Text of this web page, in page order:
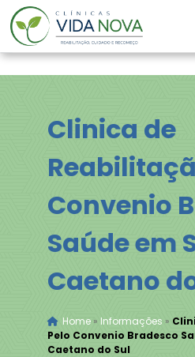
Clinica de
Convenio
Saúde em
Caetano
Home» Informações »
Pelo Convenio Bradesco
Caetano do Sul